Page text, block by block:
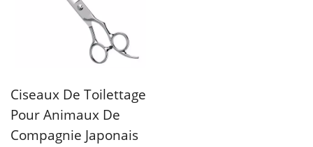
Ciseaux De Toilettage
Pour Animaux De
Compagnie Japonais